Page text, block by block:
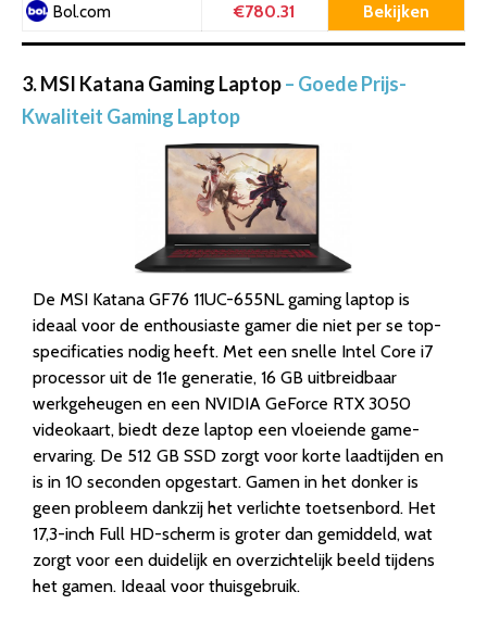
Bol.com €780.31 Bekijken
3. MSI Katana Gaming Laptop– Goede Prijs-
Kwaliteit Gaming Laptop
De MSI Katana GF76 11UC-655NL gaming laptop is
ideaal voor de enthousiaste gamer die niet per se top-
specificaties nodig heeft. Met een snelle Intel Core i7
processor uit de 11e generatie, 16 GB uitbreidbaar
werkgeheugen en een NVIDIA GeForce RTX 3050
videokaart, biedt deze laptop een vloeiende game-
ervaring. De 512 GB SSD zorgt voor korte laadtijden en
is in 10 seconden opgestart. Gamen in het donker is
geen probleem dankzij het verlichte toetsenbord. Het
17,3-inch Full HD-scherm is groter dan gemiddeld, wat
zorgt voor een duidelijk en overzichtelijk beeld tijdens
het gamen. Ideaal voor thuisgebruik.